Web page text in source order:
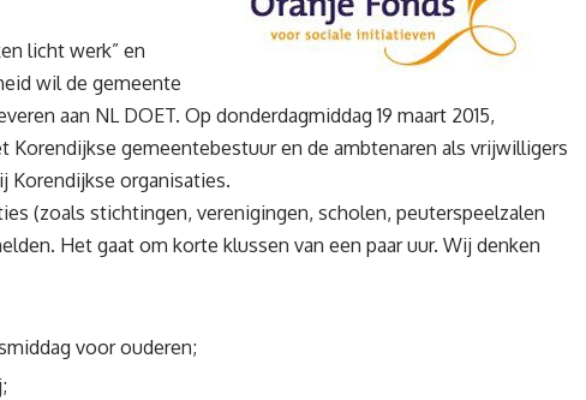
licht werk” en
wil de gemeente
aan NL DOET. Op donderdagmiddag 19 maart 2015,
Korendijkse gemeentebestuur en de ambtenaren als vrijwilligers
Korendijkse organisaties.
(zoals stichtingen, verenigingen, scholen, peuterspeelzalen
Het gaat om korte klussen van een paar uur. Wij denken
voor ouderen;